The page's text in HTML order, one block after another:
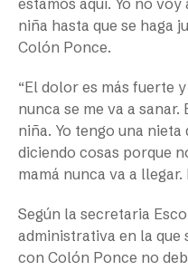
niña hasta que se haga
Colón Ponce.
“El dolor es más fuerte
nunca se me va a
niña. Yo tengo una
diciendo cosas porque
mamá nunca va a llegar.
Según la secretaria
administrativa en la que
con Colón Ponce no